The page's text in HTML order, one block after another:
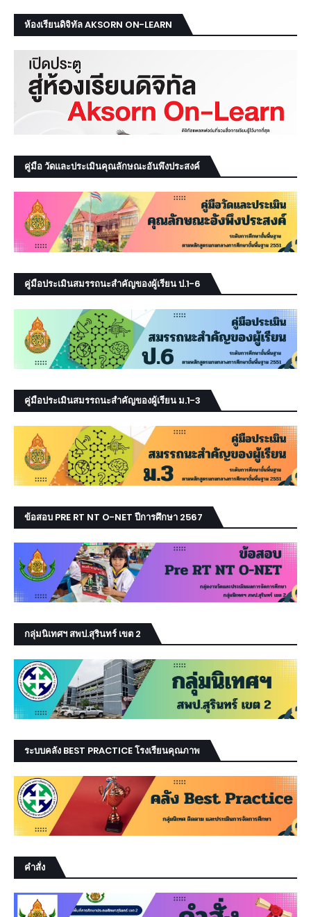
ห้องเรียนดิจิทัล AKSORN ON-LEARN
คู่มือ วัดและประเมินคุณลักษณะอันพึงประสงค์
คู่มือประเมินสมรรถนะสำคัญของผู้เรียน ป.1-6
คู่มือประเมินสมรรถนะสำคัญของผู้เรียน ม.1-3
ข้อสอบ PRE RT NT O-NET ปีการศึกษา 2567
กลุ่มนิเทศฯ สพป.สุรินทร์ เขต 2
ระบบคลัง BEST PRACTICE โรงเรียนคุณภาพ
คำสั่ง